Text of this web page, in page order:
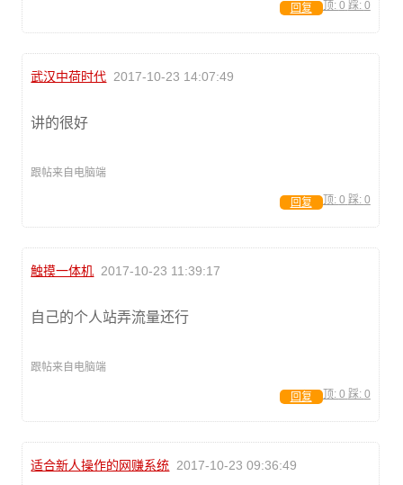
顶: 0 踩: 0
回复
武汉中荷时代 2017-10-23 14:07:49
讲的很好
跟帖来自电脑端
顶: 0 踩: 0
回复
触摸一体机 2017-10-23 11:39:17
自己的个人站弄流量还行
跟帖来自电脑端
顶: 0 踩: 0
回复
适合新人操作的网赚系统 2017-10-23 09:36:49